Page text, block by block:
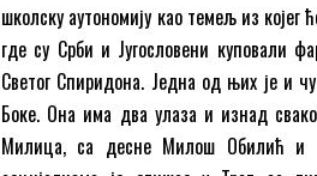
школску аутономију као темељ из
где су Срби и Југословени куповали
Светог Спиридона. Једна од њих је и
Боке. Она има два улаза и изнад
Милица, са десне Милош Обилић и